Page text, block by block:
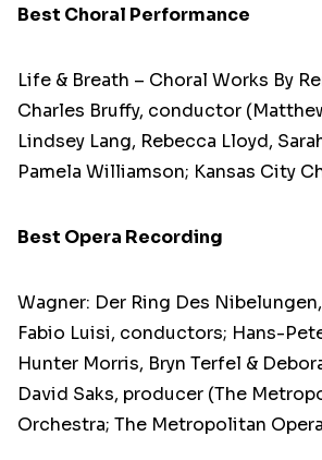
Best Choral Performance
Life & Breath – Choral Works By
Charles Bruffy, conductor
Lindsey Lang, Rebecca Lloyd,
Pamela Williamson; Kansas City
Best Opera Recording
Wagner: Der Ring Des
Fabio Luisi, conductors; Hans-
Hunter Morris, Bryn Terfel &
David Saks, producer (The
Orchestra; The Metropolitan